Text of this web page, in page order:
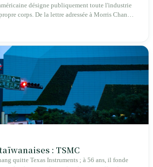
désigne publiquement toute l'industrie
corps. De la lettre adressée à Morris Chang
boursière franchissant les cinq billions de
Taïwan tient ainsi l'interrupteur que le monde
; mais ses marges ne sont que de 5 %, son
sont aspirées, et le risque de guerre est placé sur
ne signifie pas que Taïwan décide.
: TSMC
quitte Texas Instruments ; à 56 ans, il fonde